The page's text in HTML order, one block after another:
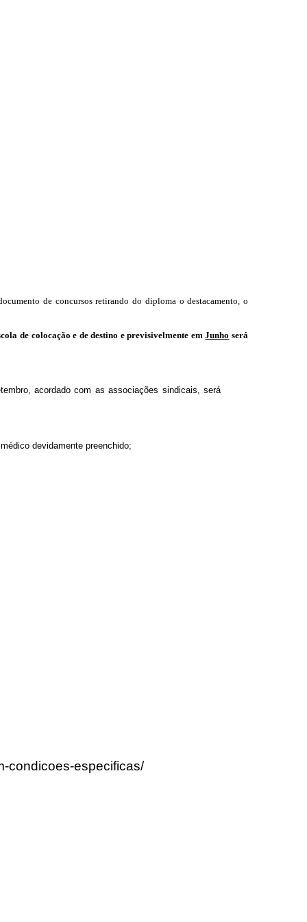
de concursos retirando do diploma o destacamento, o
de colocação e de destino e previsivelmente emJunho será
acordado com as associações sindicais, será
devidamente preenchido;
condicoes-especificas/